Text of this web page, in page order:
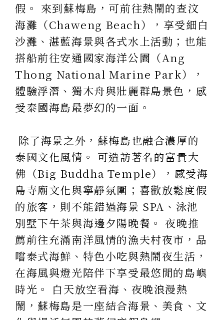
假。 來到蘇梅島，可前往熱鬧的查汶
海灘（Chaweng Beach），享受細白
沙灘、湛藍海景與各式水上活動；也能
搭船前往安通國家海洋公園（Ang
Thong National Marine Park），
體驗浮潛、獨木舟與壯麗群島景色，感
受泰國海島最夢幻的一面。
除了海景之外，蘇梅島也融合濃厚的
泰國文化風情。 可造訪著名的富貴大
佛（Big Buddha Temple），感受海
島寺廟文化與寧靜氛圍；喜歡放鬆度假
的旅客，則不能錯過海景 SPA、泳池
別墅下午茶與海邊夕陽晚餐。 夜晚推
薦前往充滿南洋風情的漁夫村夜市，品
嚐泰式海鮮、特色小吃與熱鬧夜生活，
在海風與燈光陪伴下享受最悠閒的島嶼
時光。 白天放空看海、夜晚浪漫熱
鬧，蘇梅島是一座結合海景、美食、文